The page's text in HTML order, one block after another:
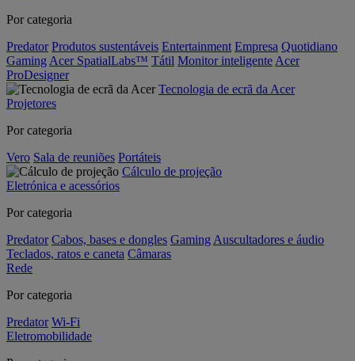
Por categoria
Predator Produtos sustentáveis Entertainment Empresa Quotidiano
Gaming Acer SpatialLabs™ Tátil Monitor inteligente Acer
ProDesigner
Tecnologia de ecrã da Acer
Projetores
Por categoria
Vero Sala de reuniões Portáteis
Cálculo de projeção
Eletrónica e acessórios
Por categoria
Predator Cabos, bases e dongles Gaming Auscultadores e áudio
Teclados, ratos e caneta Câmaras
Rede
Por categoria
Predator Wi-Fi
Eletromobilidade